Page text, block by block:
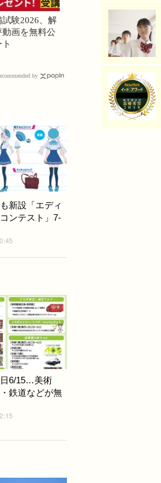
験2026、解
画を無料公
by
新設「エディ
ンテスト」7-
6/15…美術
鉄道などが無